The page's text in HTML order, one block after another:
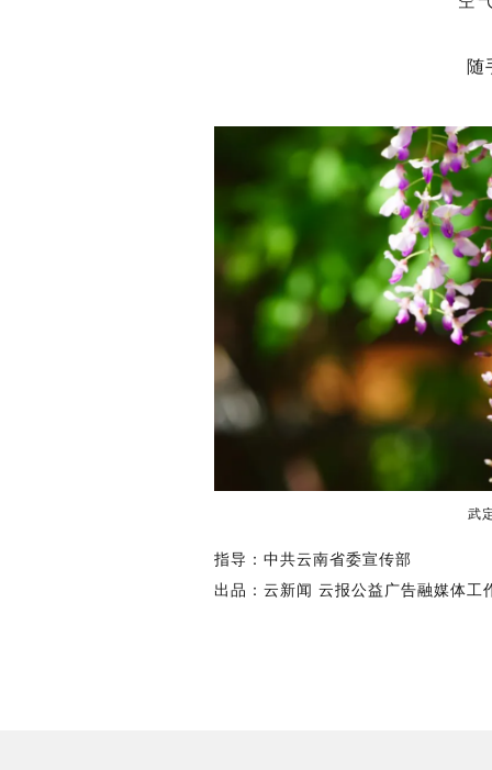
随
武
指导：中共云南省委宣传部
出品：云新闻 云报公益广告融媒体工